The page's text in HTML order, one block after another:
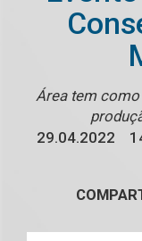
Área tem
29.04.2022